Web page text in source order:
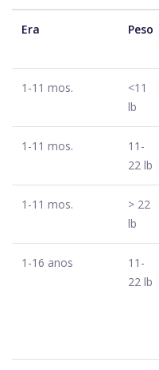
Era Peso
1-11 mos.
<11
lb
1-11 mos.
11-
22 lb
1-11 mos.
> 22
lb
1-16 anos
11-
22 lb